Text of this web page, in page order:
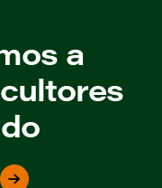
a